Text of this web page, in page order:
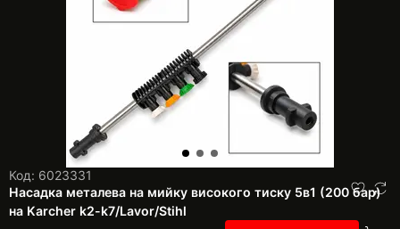
Код: 6023331
Насадка металева на мийку високого тиску 5в1 (200 бар)
на Karcher k2-k7/Lavor/Stihl